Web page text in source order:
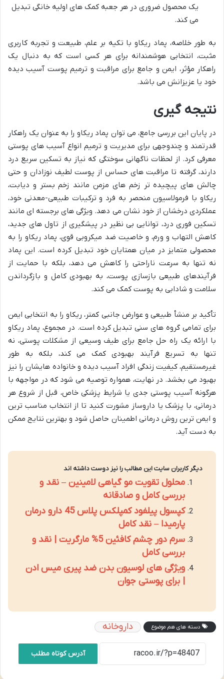
یک محصول ضروری در هر جعبه کمک های اولیه خانگی تبدیل
می کند.
به طور خلاصه، پماد ریکاو با تکیه بر علم، طبیعت و تجربه کاربری
مثبت، انتخابی هوشمندانه برای هر کسی است که به دنبال یک
راهکار مؤثر، ایمن و جامع برای مراقبت و ترمیم پوست آسیب دیده
خود یا عزیزانش می باشد.
نتیجه گیری
در پایان این بررسی جامع، می توان پماد ریکاو را به عنوان یک راهکار
قدرتمند و چندوجهی برای مدیریت و ترمیم انواع آسیب های پوستی
معرفی کرد. از لحظات ناگهانی سوختگی که نیاز به تسکین سریع درد
دارند، گرفته تا مراقبت های حساس از پوست لطیف نوزادان و حتی
چالش های پیچیده تر زخم های مزمن مانند زخم بستر و دیابت،
ریکاو با فرمولاسیون منحصر به فرد و ترکیبات طبیعی-معدنی خود،
عملکردی درخشان از خود نشان می دهد. ویژگی های برجسته ای مانند
تسکین فوری درد، توانایی بی نظیر در پیشگیری از تاول های جدید،
کاهش التهاب و ورم، و خاصیت ضد میکروبی قوی، پماد ریکاو را به
محصولی متمایز در میان همتایان خود تبدیل کرده است. این پماد
نه تنها به سرعت ناراحتی را کاهش می دهد، بلکه با حمایت از
فرآیندهای طبیعی بازسازی پوست، به بهبودی کامل و بازگرداندن
سلامت و شادابی به پوست کمک می کند.
تأکید بر منشأ طبیعی و عوارض جانبی کمتر، ریکاو را به انتخابی ایمن
برای تمامی گروه های سنی تبدیل کرده است. در مجموع، پماد ریکاو
با ارائه یک راه حل جامع برای طیف وسیعی از مشکلات پوستی، نه
تنها به تسریع فرآیند بهبودی کمک می کند، بلکه به طور
غیرمستقیم، کیفیت زندگی افراد آسیب دیده و خانواده هایشان را نیز
بهبود می بخشد. در نهایت، همواره توصیه می شود که در مواجهه با
هرگونه آسیب پوستی جدی یا شرایط پزشکی خاص، قبل از شروع هر
درمانی، با پزشک یا داروساز مشورت کنید تا از انتخاب مناسب ترین
و ایمن ترین روش درمانی اطمینان حاصل شود و بهترین نتایج ممکن
به دست آید.
دیگر کاربران سایت این مطالب را نیز دوست داشته اند
محلول تقویت مو گیاهی لامینین – نقد و
بررسی کامل و صادقانه
کپسول پیلفود کمپلکس پلاس 45 دارو درمان
پارمیدا – نقد کامل
سرم دور چشم کافئین 5% مارگریت | نقد و
بررسی کامل
ویژگی های لوسیون بدن ضد پیری میس ادن
| برای پوستی جوان
دسته های هم موضوع داروخانه
آدرس کوتاه مطلب